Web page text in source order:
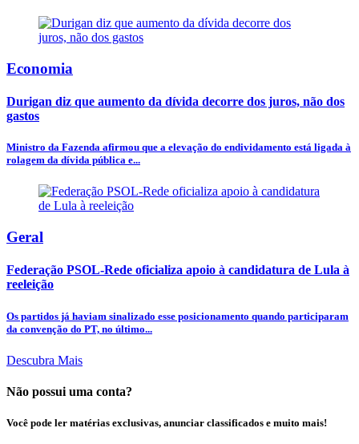
Economia
Durigan diz que aumento da dívida decorre dos juros, não dos
gastos
Ministro da Fazenda afirmou que a elevação do endividamento está ligada à
rolagem da dívida pública e...
Geral
Federação PSOL-Rede oficializa apoio à candidatura de Lula à
reeleição
Os partidos já haviam sinalizado esse posicionamento quando participaram
da convenção do PT, no último...
Descubra Mais
Não possui uma conta?
Você pode ler matérias exclusivas, anunciar classificados e muito mais!